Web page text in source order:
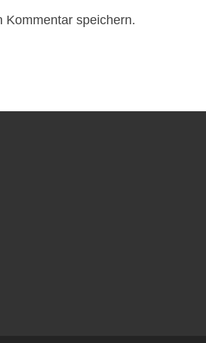
Kommentar speichern.